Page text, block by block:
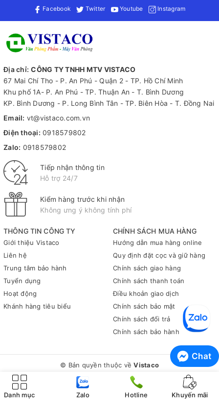
màu sắc sống động và độ tương phản lên tới 2000:1. Độ sáng
đạt mức 400 cd/m² cùng khả năng hiển thị lên tới 1.07 tỷ màu
sắc, chắc chắn sẽ làm hài lòng những ai yêu cầu cao về chất
lượng hình ảnh.
Công nghệ ComfortView Plus được tích hợp sẵn giúp giảm thiểu
ánh sáng xanh có hại mà không làm sai lệch màu sắc, bảo vệ
sức khỏe mắt của bạn trong suốt quá trình sử dụng.
Facebook Twitter Youtube Instagram
THÔNG TIN CÔNG TY
Giới thiệu Vistaco
Liên hệ
Trung tâm bảo hành
Tuyển dụng
Hoạt động
Khánh hàng tiêu biểu
CHÍNH SÁCH MUA HÀNG
Hướng dẫn mua hàng online
Quy định đặt cọc và giữ hàng
Chính sách giao hàng
Chính sách thanh toán
Điều khoản giao dịch
Chính sách bảo mật
Chính sách đổi trả
Chính sách bảo hành
Địa chỉ: CÔNG TY TNHH MTV VISTACO
67 Mai Chí Tho - P. An Phú - Quận 2 - TP. Hồ Chí Minh
Khu phố 1A- P. An Phú - TP. Thuận An - T. Bình Dương
KP. Bình Dương - P. Long Bình Tân - TP. Biên Hòa - T. Đồng Nai
Email: vt@vistaco.com.vn
Điện thoại: 0918579802
Zalo: 0918579802
Tiếp nhận thông tin
Hỗ trợ 24/7
Kiểm hàng trước khi nhận
Không ưng ý không tính phí
© Bản quyền thuộc vềVistaco
Cung cấp bởi
Sapo
Danh mục Zalo Hotline Khuyến mãi
Chat